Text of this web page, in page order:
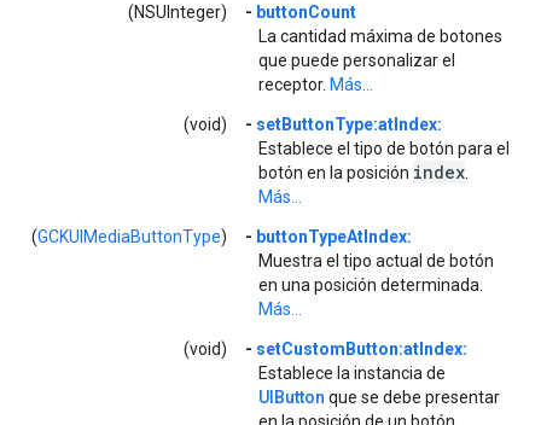
(NSUInteger) - buttonCount
La cantidad máxima de botones
que puede personalizar el
receptor. Más...
(void) - setButtonType:atIndex:
Establece el tipo de botón para el
botón en la posición index
Más...
(GCKUIMediaButtonType) - buttonTypeAtIndex:
Muestra el tipo actual de botón
en una posición determinada.
Más...
(void) - setCustomButton:atIndex:
Establece la instancia de
UIButton que se debe presentar
en la posición de un botón